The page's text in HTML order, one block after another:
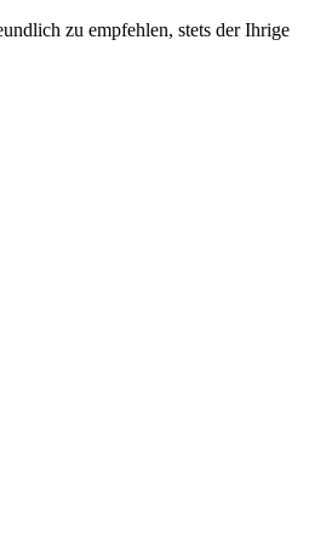
zu empfehlen, stets der Ihrige